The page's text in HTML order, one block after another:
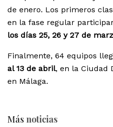
de enero. Los primeros
en la fase regular
los días 25, 26 y 27 de
Finalmente, 64 equipos
al 13 de abril, en la Ciudad
en Málaga.
Más noticias